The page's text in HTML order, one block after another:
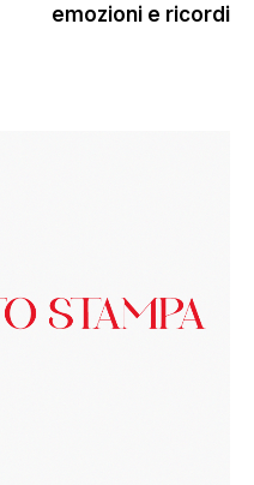
emozioni e ricordi